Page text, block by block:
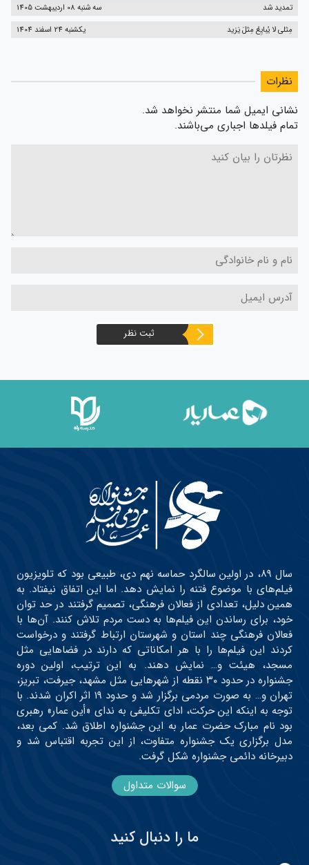
تمدید شد
سه شنبه 08 اردیبهشت 1405
مِثلی لا یُبایِعُ مِثلَ یَزید
یکشنبه 24 اسفند 1404
نظرات
نشانی ایمیل شما منتشر نخواهد شد.
تمام فیلدها اجباری می‌باشند.
ثبت نظر
سال ۸۹، در اولین سالگرد حماسه نهم دی، طبیعی بود که تلویزیون
فیلم‌های با موضوع فتنه را نمایش دهد. اما این اتفاق نیفتاد. به
همین دلیل، تعدادی از فعالان فرهنگی، تصمیم گرفتند در حد توان
خود، برای رساندن این فیلم‌ها به دست مردم تلاش کنند. آن‌ها با
فعالان فرهنگی چند استان و شهرستان ارتباط گرفتند و درخواست
کردند این فیلم‌ها را با هر امکاناتی که دارند در فضاهایی مثل
مسجد، هیئت و… نمایش دهند. به این ترتیب، اولین دوره
جشنواره در حدود ۳۰ نقطه از شهرهایی مثل مشهد، جیرفت، تبریز،
تهران و… به صورت مردمی برگزار شد و حدود ۱۹ اثر اکران شدند. با
توجه به اینکه این حرکت، ادای تکلیفی به ندای «أین عمار» رهبری
بود نام مبارک حضرت عمار به این جشنواره اطلاق شد. کمی بعد،
مدل برگزاری یک جشنواره متفاوت، از این تجربه اقتباس شد و
دبیرخانه دائمی جشنواره شکل گرفت.
سوالات متداول
ما را دنبال کنید